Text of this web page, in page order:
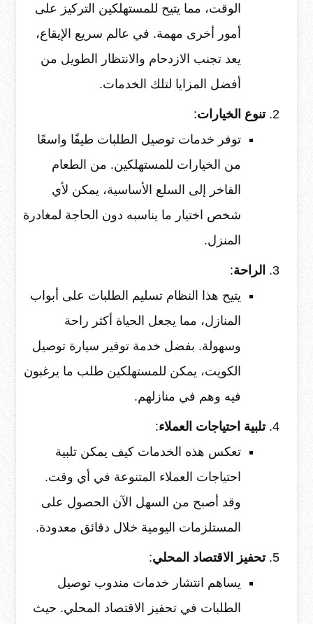
الوقت، مما يتيح للمستهلكين التركيز على
أمور أخرى مهمة. في عالم سريع الإيقاع،
يعد تجنب الازدحام والانتظار الطويل من
أفضل المزايا لتلك الخدمات.
تنوع الخيارات:
توفر خدمات توصيل الطلبات طيفًا واسعًا
من الخيارات للمستهلكين. من الطعام
الفاخر إلى السلع الأساسية، يمكن لأي
شخص اختيار ما يناسبه دون الحاجة لمغادرة
المنزل.
الراحة:
يتيح هذا النظام تسليم الطلبات على أبواب
المنازل، مما يجعل الحياة أكثر راحة
وسهولة. بفضل خدمة توفير سيارة توصيل
الكويت، يمكن للمستهلكين طلب ما يرغبون
فيه وهم في منازلهم.
تلبية احتياجات العملاء:
تعكس هذه الخدمات كيف يمكن تلبية
احتياجات العملاء المتنوعة في أي وقت.
وقد أصبح من السهل الآن الحصول على
المستلزمات اليومية خلال دقائق معدودة.
تحفيز الاقتصاد المحلي:
يساهم انتشار خدمات مندوب توصيل
الطلبات في تحفيز الاقتصاد المحلي. حيث